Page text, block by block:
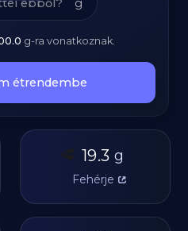
g-ra vonatkoznak.
étrendembe
🥩 19.3 g
Fehérje